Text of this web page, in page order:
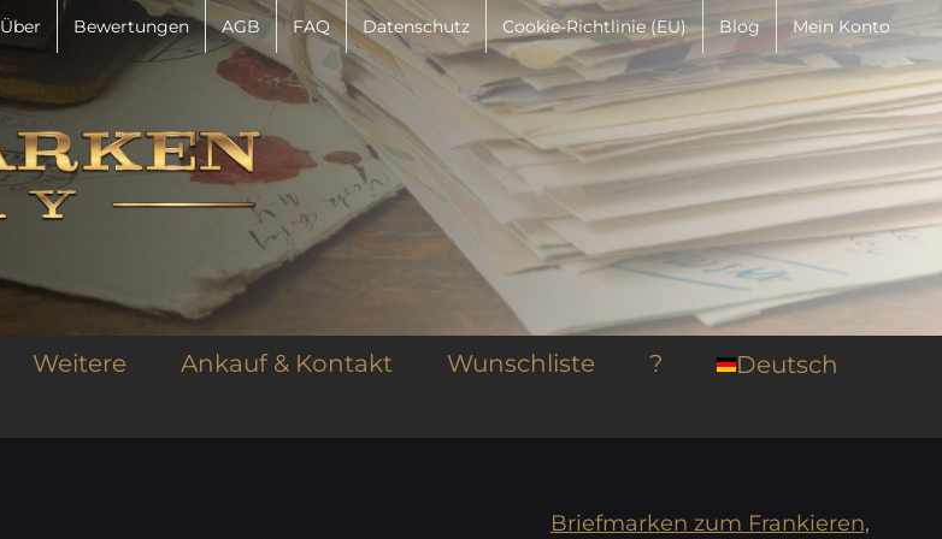
Über Bewertungen AGB FAQ Datenschutz Cookie-Richtlinie (EU) Blog Mein Konto
Weitere Ankauf & Kontakt Wunschliste ? Deutsch
Briefmarken zum Frankieren,